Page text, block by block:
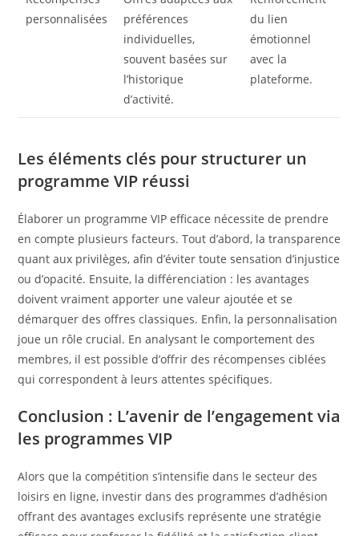
personnalisées
préférences
individuelles,
souvent basées sur
l’historique
d’activité.
du lien
émotionnel
avec la
plateforme.
Les éléments clés pour structurer un
programme VIP réussi
Élaborer un programme VIP efficace nécessite de prendre
en compte plusieurs facteurs. Tout d’abord, la transparence
quant aux privilèges, afin d’éviter toute sensation d’injustice
ou d’opacité. Ensuite, la différenciation : les avantages
doivent vraiment apporter une valeur ajoutée et se
démarquer des offres classiques. Enfin, la personnalisation
joue un rôle crucial. En analysant le comportement des
membres, il est possible d’offrir des récompenses ciblées
qui correspondent à leurs attentes spécifiques.
Conclusion : L’avenir de l’engagement via
les programmes VIP
Alors que la compétition s’intensifie dans le secteur des
loisirs en ligne, investir dans des programmes d’adhésion
offrant des avantages exclusifs représente une stratégie